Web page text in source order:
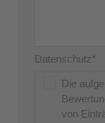
Datenschutz*
Die
von